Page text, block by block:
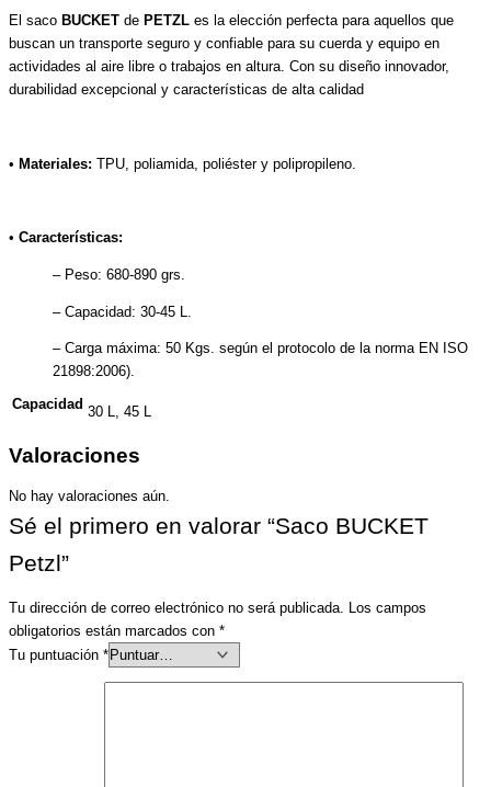
El saco BUCKET de PETZL es la elección perfecta para aquellos que
buscan un transporte seguro y confiable para su cuerda y equipo en
actividades al aire libre o trabajos en altura. Con su diseño innovador,
durabilidad excepcional y características de alta calidad
• Materiales: TPU, poliamida, poliéster y polipropileno.
• Características:
– Peso: 680-890 grs.
– Capacidad: 30-45 L.
– Carga máxima: 50 Kgs. según el protocolo de la norma EN ISO
21898:2006).
Capacidad 30 L, 45 L
Valoraciones
No hay valoraciones aún.
Sé el primero en valorar “Saco BUCKET
Petzl”
Tu dirección de correo electrónico no será publicada.
Los campos
obligatorios están marcados con *
Tu puntuación *